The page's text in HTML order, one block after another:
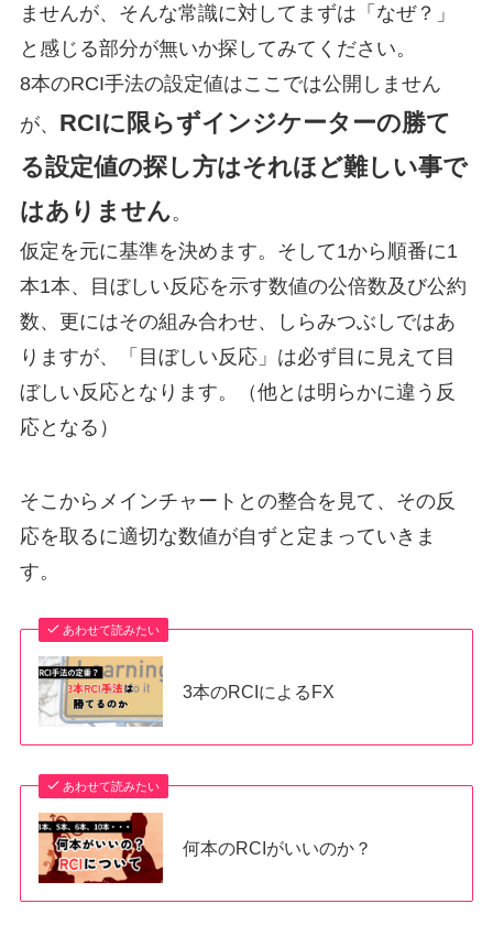
ませんが、そんな常識に対してまずは「なぜ？」
と感じる部分が無いか探してみてください。
8本のRCI手法の設定値はここでは公開しません
が、 RCIに限らずインジケーターの勝て
る設定値の探し方はそれほど難しい事で
はありません。
仮定を元に基準を決めます。そして1から順番に1
本1本、目ぼしい反応を示す数値の公倍数及び公約
数、更にはその組み合わせ、しらみつぶしではあ
りますが、「目ぼしい反応」は必ず目に見えて目
ぼしい反応となります。（他とは明らかに違う反
応となる）
そこからメインチャートとの整合を見て、その反
応を取るに適切な数値が自ずと定まっていきま
す。
あわせて読みたい
3本のRCIによるFX
あわせて読みたい
何本のRCIがいいのか？